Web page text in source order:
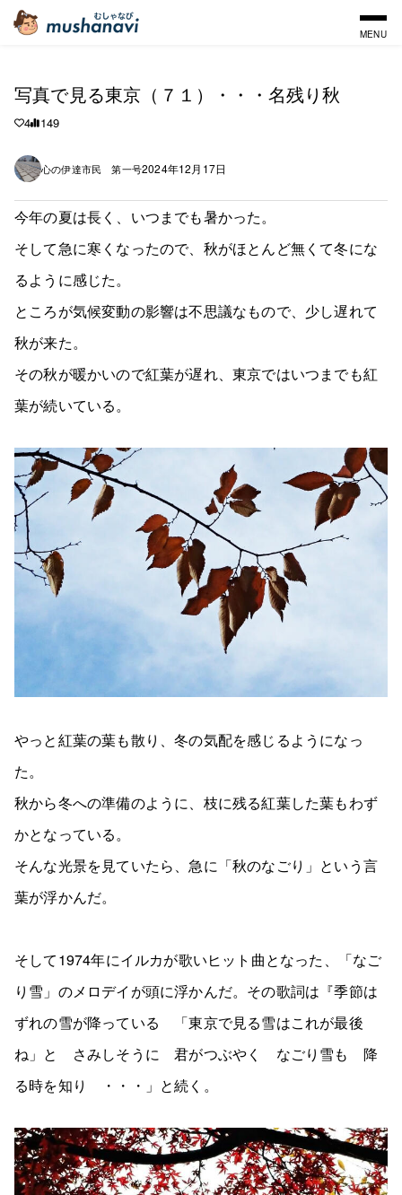
MENU
写真で見る東京（７１）・・・名残り秋
4 149
心の伊達市民 第一号2024年12月17日
今年の夏は長く、いつまでも暑かった。
そして急に寒くなったので、秋がほとんど無くて冬にな
るように感じた。
ところが気候変動の影響は不思議なもので、少し遅れて
秋が来た。
その秋が暖かいので紅葉が遅れ、東京ではいつまでも紅
葉が続いている。
やっと紅葉の葉も散り、冬の気配を感じるようになっ
た。
秋から冬への準備のように、枝に残る紅葉した葉もわず
かとなっている。
そんな光景を見ていたら、急に「秋のなごり」という言
葉が浮かんだ。
そして1974年にイルカが歌いヒット曲となった、「なご
り雪」のメロデイが頭に浮かんだ。その歌詞は『季節は
ずれの雪が降っている 「東京で見る雪はこれが最後
ね」と さみしそうに 君がつぶやく なごり雪も 降
る時を知り ・・・」と続く。